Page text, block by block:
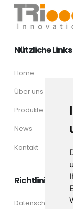
Nützliche Links
Home
Über uns
Produkte
News
Kontakt
Richtlinien
Datenschutz